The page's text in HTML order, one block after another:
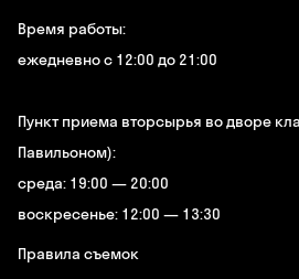
Время работы:
ежедневно с 12:00 до 21:00
Пункт приема вторсырья во дворе
Павильоном):
среда: 19:00 — 20:00
воскресенье: 12:00 — 13:30
Правила съемок